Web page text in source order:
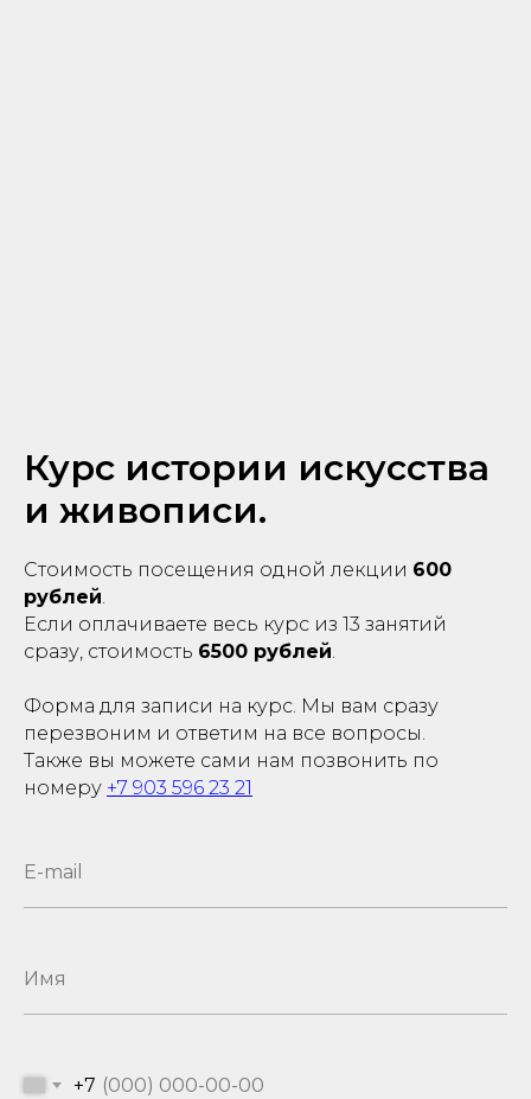
Курс истории искусства
и живописи.
Стоимость посещения одной лекции 600
рублей.
Если оплачиваете весь курс из 13 занятий
сразу, стоимость 6500 рублей.
Форма для записи на курс. Мы вам сразу
перезвоним и ответим на все вопросы.
Также вы можете сами нам позвонить по
номеру +7 903 596 23 21
+7